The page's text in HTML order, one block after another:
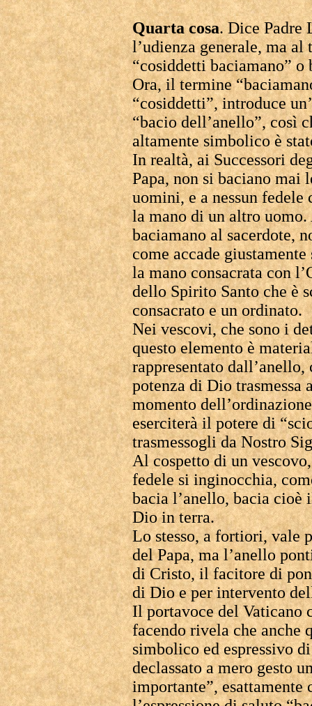
Quarta cosa. Dice Padre
l’udienza generale, ma al
“cosiddetti baciamano” o
Ora, il termine
“cosiddetti”, introduce
“bacio dell’anello”, così
altamente simbolico è
In realtà, ai Successori
Papa, non si baciano mai
uomini, e a nessun
la mano di un altro uomo.
baciamano al sacerdote,
come accade
la mano consacrata con
dello Spirito Santo che è
consacrato e un ordinato.
Nei vescovi, che sono i
questo elemento è
rappresentato
potenza di Dio trasmessa
momento
eserciterà il potere di
trasmessogli da Nostro
Al cospetto di un
fedele si inginocchia,
bacia l’anello, bacia cioè
Dio in terra.
Lo stesso, a fortiori, vale
del Papa, ma l’anello
di Cristo, il facitore di
di Dio e per intervento
Il portavoce del Vaticano
facendo rivela che anche
simbolico ed espressivo
declassato a mero gesto
importante”,